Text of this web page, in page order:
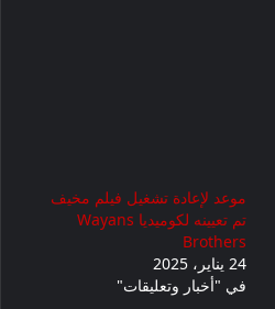
موعد لإعادة تشغيل فيلم مخيف
تم تعيينه لكوميديا ​​Wayans
Brothers
24 يناير، 2025
في "أخبار وتعليقات"